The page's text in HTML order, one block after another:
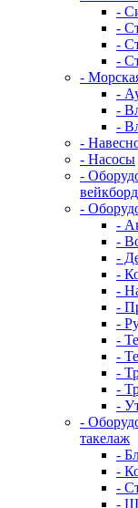
-
-
-
-
-
-
-
-
-
- Насосы
-
-
-
-
-
-
-
-
-
-
-
-
-
-
-
такелаж
-
-
-
-